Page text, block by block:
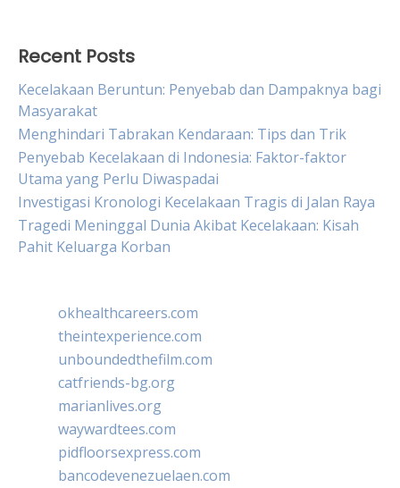
Recent Posts
Kecelakaan Beruntun: Penyebab dan Dampaknya bagi
Masyarakat
Menghindari Tabrakan Kendaraan: Tips dan Trik
Penyebab Kecelakaan di Indonesia: Faktor-faktor
Utama yang Perlu Diwaspadai
Investigasi Kronologi Kecelakaan Tragis di Jalan Raya
Tragedi Meninggal Dunia Akibat Kecelakaan: Kisah
Pahit Keluarga Korban
okhealthcareers.com
theintexperience.com
unboundedthefilm.com
catfriends-bg.org
marianlives.org
waywardtees.com
pidfloorsexpress.com
bancodevenezuelaen.com